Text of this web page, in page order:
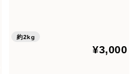
約2kg
¥3,000